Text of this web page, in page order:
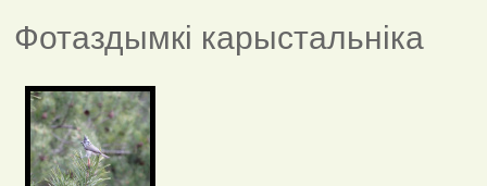
Фотаздымкі карыстальніка